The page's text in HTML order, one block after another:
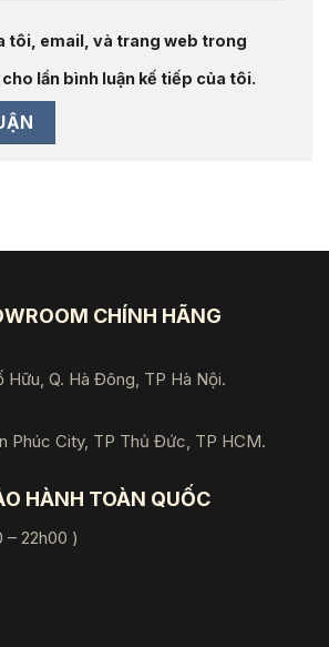
tôi, email, và trang web trong
lần bình luận kế tiếp của tôi.
CHÍNH HÃNG
Hữu, Q. Hà Đông, TP Hà Nội.
Phúc City, TP Thủ Đức, TP HCM.
HÀNH TOÀN QUỐC
22h00 )